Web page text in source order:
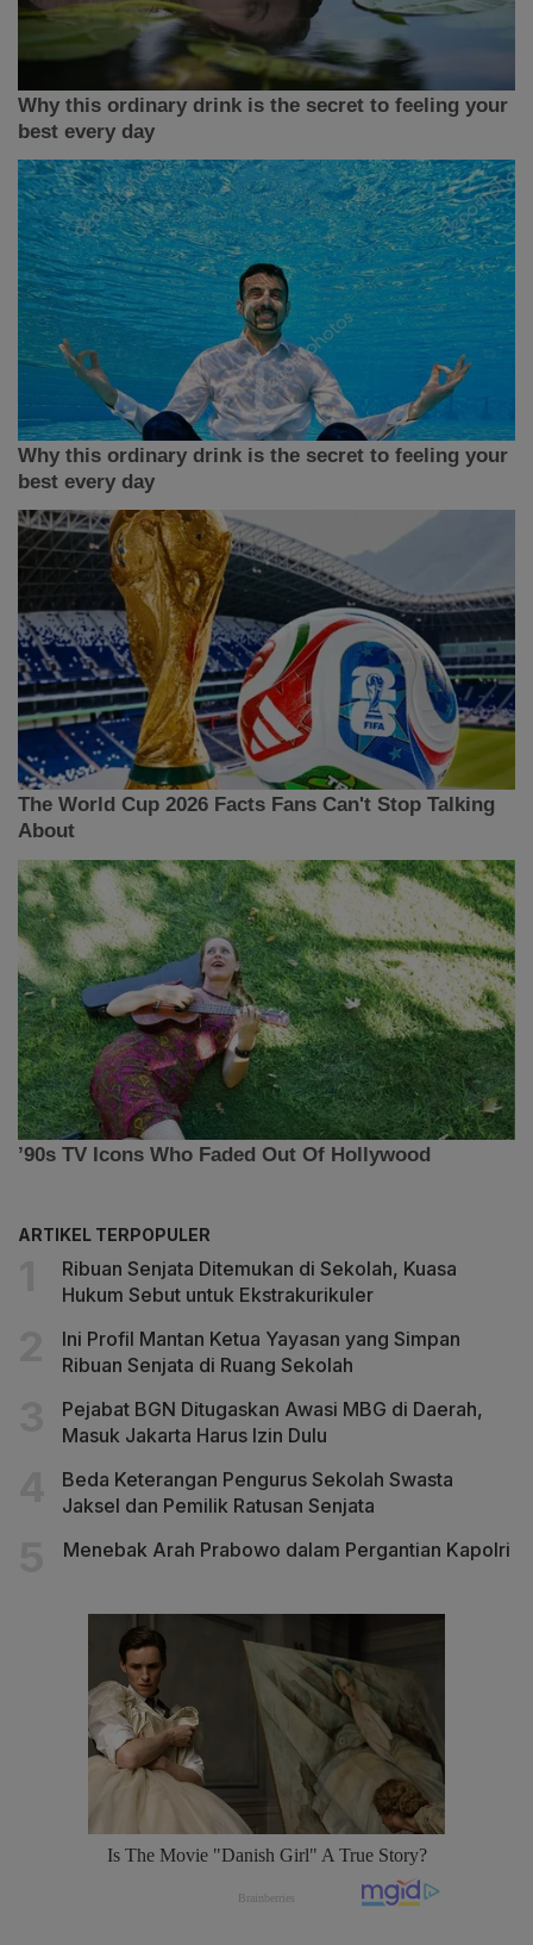
ARTIKEL TERPOPULER
Ribuan Senjata Ditemukan di Sekolah, Kuasa
Hukum Sebut untuk Ekstrakurikuler
Ini Profil Mantan Ketua Yayasan yang Simpan
Ribuan Senjata di Ruang Sekolah
Pejabat BGN Ditugaskan Awasi MBG di Daerah,
Masuk Jakarta Harus Izin Dulu
Beda Keterangan Pengurus Sekolah Swasta
Jaksel dan Pemilik Ratusan Senjata
Menebak Arah Prabowo dalam Pergantian Kapolri